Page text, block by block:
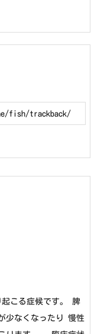
こる症候です。 脾
少なくなったり 慢性